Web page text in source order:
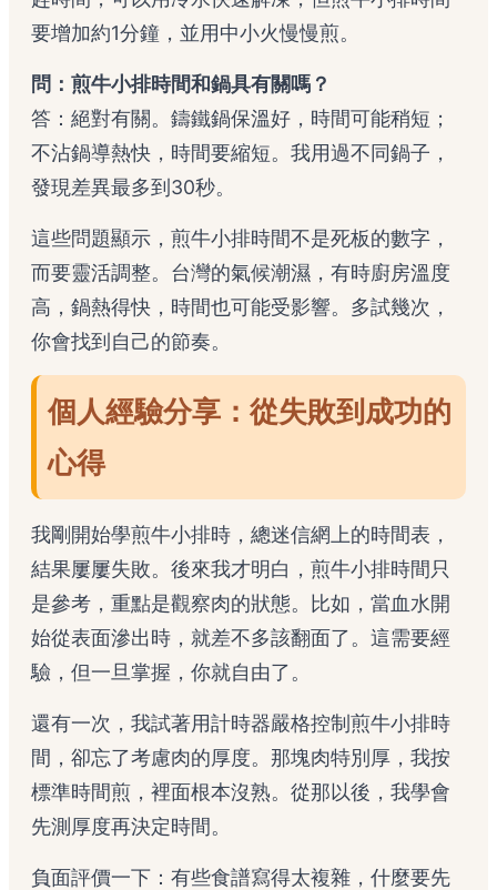
要增加約1分鐘，並用中小火慢慢煎。
問：煎牛小排時間和鍋具有關嗎？
答：絕對有關。鑄鐵鍋保溫好，時間可能稍短；
不沾鍋導熱快，時間要縮短。我用過不同鍋子，
發現差異最多到30秒。
這些問題顯示，煎牛小排時間不是死板的數字，
而要靈活調整。台灣的氣候潮濕，有時廚房溫度
高，鍋熱得快，時間也可能受影響。多試幾次，
你會找到自己的節奏。
個人經驗分享：從失敗到成功的
心得
我剛開始學煎牛小排時，總迷信網上的時間表，
結果屢屢失敗。後來我才明白，煎牛小排時間只
是參考，重點是觀察肉的狀態。比如，當血水開
始從表面滲出時，就差不多該翻面了。這需要經
驗，但一旦掌握，你就自由了。
還有一次，我試著用計時器嚴格控制煎牛小排時
間，卻忘了考慮肉的厚度。那塊肉特別厚，我按
標準時間煎，裡面根本沒熟。從那以後，我學會
先測厚度再決定時間。
負面評價一下：有些食譜寫得太複雜，什麼要先